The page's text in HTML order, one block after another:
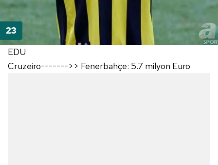
EDU
Cruzeiro------->> Fenerbahçe: 5.7 milyon Euro